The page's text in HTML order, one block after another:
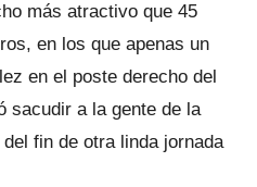
más atractivo que 45
en los que apenas un
en el poste derecho del
sacudir a la gente de la
fin de otra linda jornada